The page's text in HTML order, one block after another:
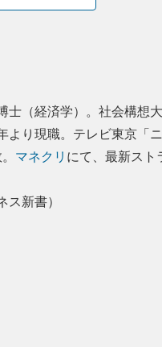
（経済学）。社会構想
り現職。テレビ東京「
マネクリ にて、最新スト
新書）